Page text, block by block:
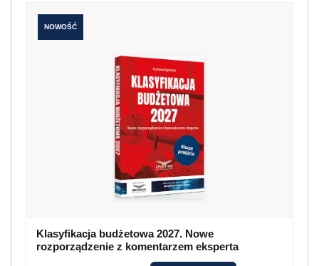
NOWOŚĆ
Klasyfikacja budżetowa 2027. Nowe
rozporządzenie z komentarzem eksperta